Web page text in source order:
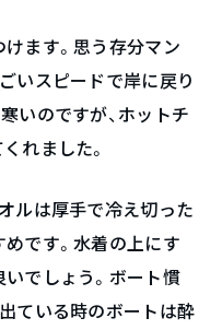
ます。思う存分マン
いスピードで岸に戻り
いのですが、ホットチ
れました。
ルは厚手で冷え切った
です。水着の上にす
でしょう。ボート慣
ている時のボートは酔